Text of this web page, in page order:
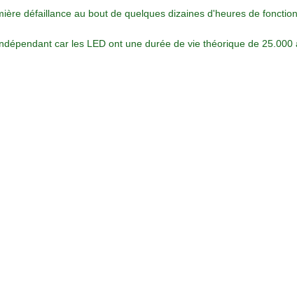
défaillance au bout de quelques dizaines d'heures de
car les LED ont une durée de vie théorique de